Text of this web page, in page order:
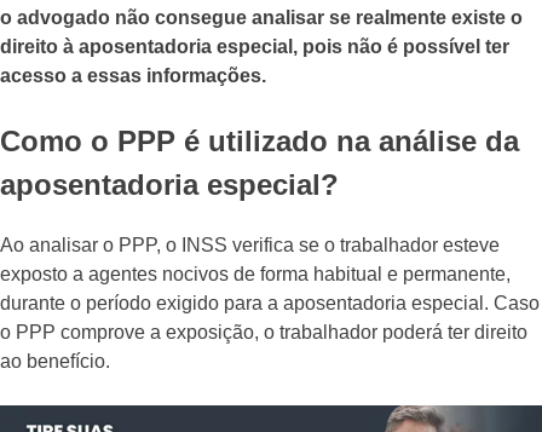
o advogado não consegue analisar se realmente existe o
direito à aposentadoria especial, pois não é possível ter
acesso a essas informações.
Como o PPP é utilizado na análise da
aposentadoria especial?
Ao analisar o PPP, o INSS verifica se o trabalhador esteve
exposto a agentes nocivos de forma habitual e permanente,
durante o período exigido para a aposentadoria especial. Caso
o PPP comprove a exposição, o trabalhador poderá ter direito
ao benefício.